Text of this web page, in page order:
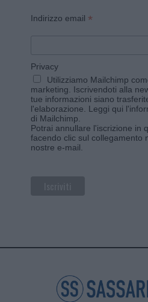
Indirizzo email *
Privacy
Utilizziamo Mailchimp
marketing. Iscrivendoti alla
tue informazioni siano
l'elaborazione. Leggi qui
di Mailchimp
Potrai annullare l'iscrizione in
facendo clic sul collegamento
nostre e-mail.